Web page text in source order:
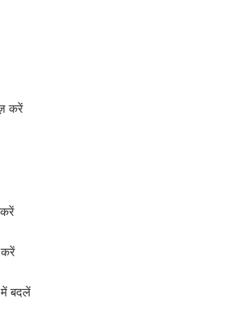
करें
करें
में बदलें